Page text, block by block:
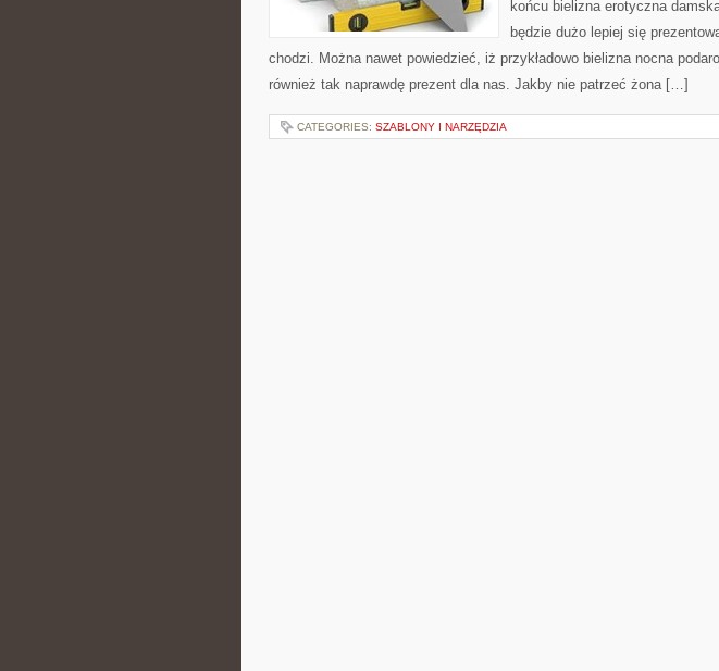
końcu bielizna erotyczna
będzie dużo lepiej się
chodzi. Można nawet powiedzieć, iż przykładowo bielizna nocna
również tak naprawdę prezent dla nas. Jakby nie patrzeć żona […]
CATEGORIES: SZABLONY I NARZĘDZIA